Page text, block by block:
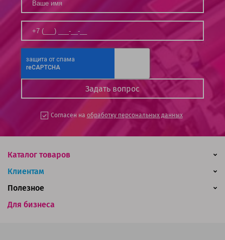
Согласен на обработку персональных данных
Каталог товаров
Клиентам
Для бизнеса
Полезное